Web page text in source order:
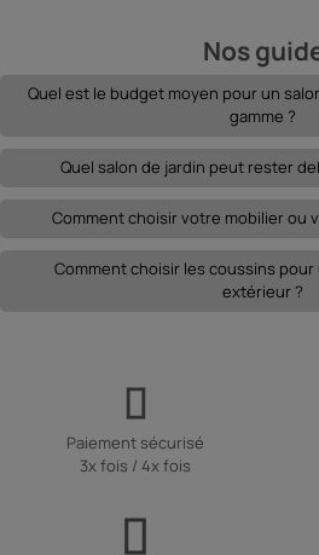
Nos
Quel est le budget moyen pour un
gamme ?
Quel salon de jardin peut rester
Comment choisir votre mobilier ou
Comment choisir les coussins pour
extérieur ?
Paiement sécurisé
3x fois / 4x fois